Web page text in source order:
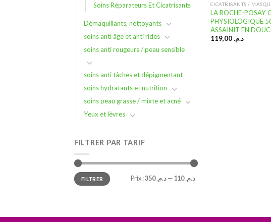
Soins Réparateurs Et Cicatrisants
Démaquillants, nettoyants
soins anti âge et anti rides
soins anti rougeurs / peau sensible
soins anti tâches et dépigmentant
soins hydratants et nutrition
soins peau grasse / mixte et acné
Yeux et lèvres
FILTRER PAR TARIF
Prix
min
Prix
maxFILTRER Prix : د.م. 110 —د.م. 350
CICATRISANTS /
LA ROCHE-POSAY
PHYSIOLOGIQUE
ASSAINIT EN
د.م.119,00